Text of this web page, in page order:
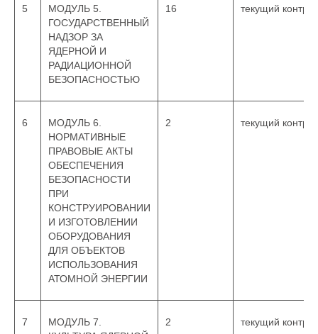
5
МОДУЛЬ 5.
ГОСУДАРСТВЕННЫЙ
НАДЗОР ЗА
ЯДЕРНОЙ И
РАДИАЦИОННОЙ
БЕЗОПАСНОСТЬЮ
16 текущий
6
МОДУЛЬ 6.
НОРМАТИВНЫЕ
ПРАВОВЫЕ АКТЫ
ОБЕСПЕЧЕНИЯ
БЕЗОПАСНОСТИ
ПРИ
КОНСТРУИРОВАНИИ
И ИЗГОТОВЛЕНИИ
ОБОРУДОВАНИЯ
ДЛЯ ОБЪЕКТОВ
ИСПОЛЬЗОВАНИЯ
АТОМНОЙ ЭНЕРГИИ
2 текущий
7
МОДУЛЬ 7.
2 текущий